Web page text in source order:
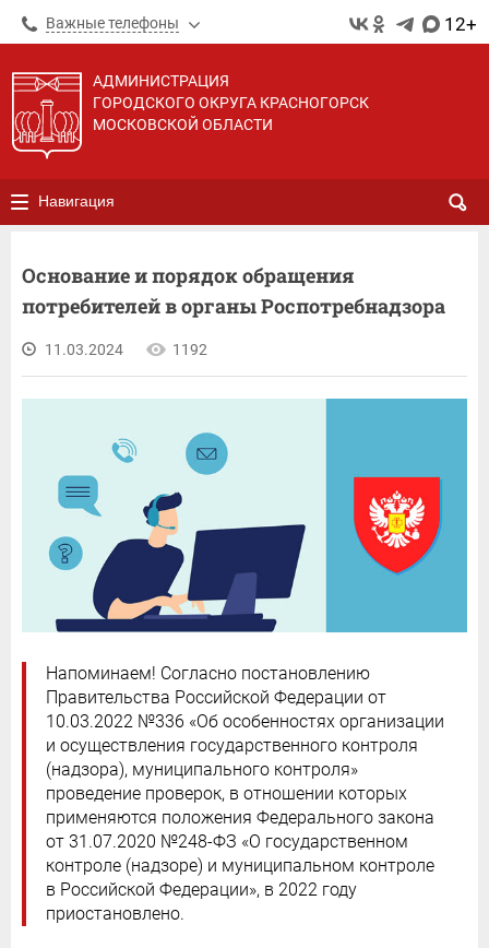
Важные телефоны 12+
АДМИНИСТРАЦИЯ
ГОРОДСКОГО ОКРУГА КРАСНОГОРСК
МОСКОВСКОЙ ОБЛАСТИ
Навигация
Основание и порядок обращения
потребителей в органы Роспотребнадзора
11.03.2024 1192
Напоминаем! Согласно постановлению
Правительства Российской Федерации от
10.03.2022 №336 «Об особенностях организации
и осуществления государственного контроля
(надзора), муниципального контроля»
проведение проверок, в отношении которых
применяются положения Федерального закона
от 31.07.2020 №248-ФЗ «О государственном
контроле (надзоре) и муниципальном контроле
в Российской Федерации», в 2022 году
приостановлено.